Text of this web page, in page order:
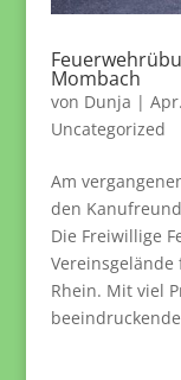
Mombach
von Dunja |
Uncategorized
Am
den
Die Freiwillige
Rhein. Mit viel